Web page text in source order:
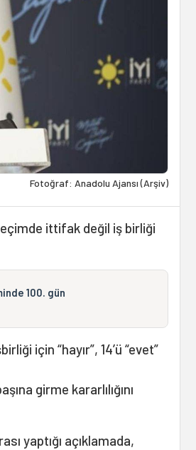
Fotoğraf: Anadolu Ajansı (Arşiv)
ittifak değil iş birliği
100. gün
için “hayır”, 14’ü “evet”
girme kararlılığını
yaptığı açıklamada,